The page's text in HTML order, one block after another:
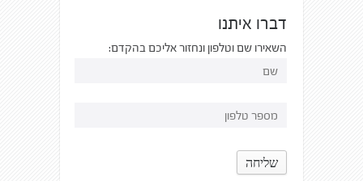
דברו איתנו
השאירו שם וטלפון ונחזור אליכם בהקדם: